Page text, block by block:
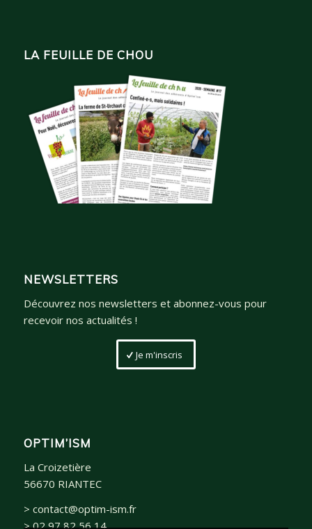
LA FEUILLE DE CHOU
NEWSLETTERS
Découvrez nos newsletters et abonnez-vous pour
recevoir nos actualités !
Je m'inscris
OPTIM’ISM
La Croizetière
56670 RIANTEC
> contact@optim-ism.fr
> 02 97 82 56 14